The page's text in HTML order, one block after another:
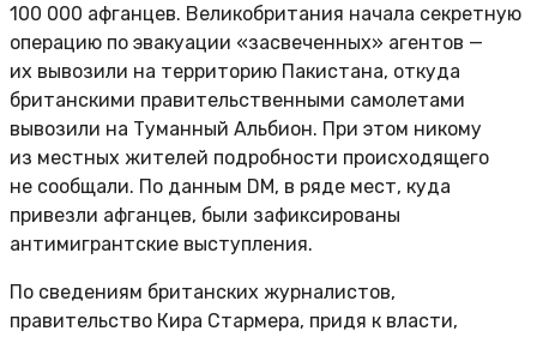
100 000 афганцев. Великобритания начала секретную
операцию по эвакуации «засвеченных» агентов —
их вывозили на территорию Пакистана, откуда
британскими правительственными самолетами
вывозили на Туманный Альбион. При этом никому
из местных жителей подробности происходящего
не сообщали. По данным DM, в ряде мест, куда
привезли афганцев, были зафиксированы
антимигрантские выступления.
По сведениям британских журналистов,
правительство Кира Стармера, придя к власти,